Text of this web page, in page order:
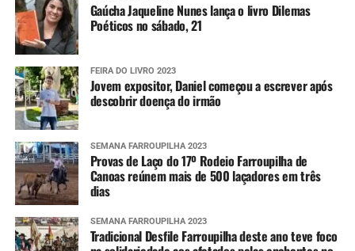
Gaúcha Jaqueline Nunes lança o livro Dilemas
Poéticos no sábado, 21
FEIRA DO LIVRO 2023
Jovem expositor, Daniel começou a escrever após
descobrir doença do irmão
SEMANA FARROUPILHA 2023
Provas de Laço do 17º Rodeio Farroupilha de
Canoas reúnem mais de 500 laçadores em três
dias
SEMANA FARROUPILHA 2023
Tradicional Desfile Farroupilha deste ano teve foco